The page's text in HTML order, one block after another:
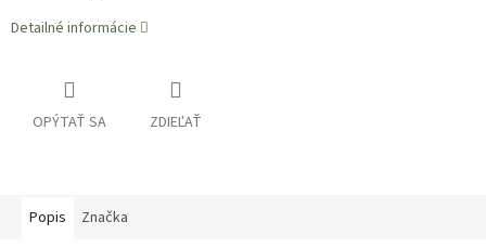
Detailné informácie
OPÝTAŤ SA ZDIEĽAŤ
Popis Značka